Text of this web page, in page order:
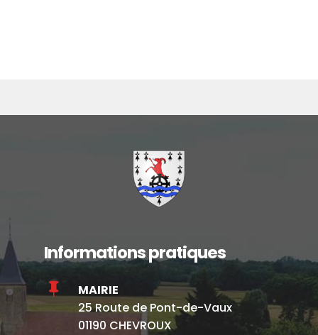
Informations pratiques

MAIRIE
25 Route de Pont-de-Vaux
01190 CHEVROUX